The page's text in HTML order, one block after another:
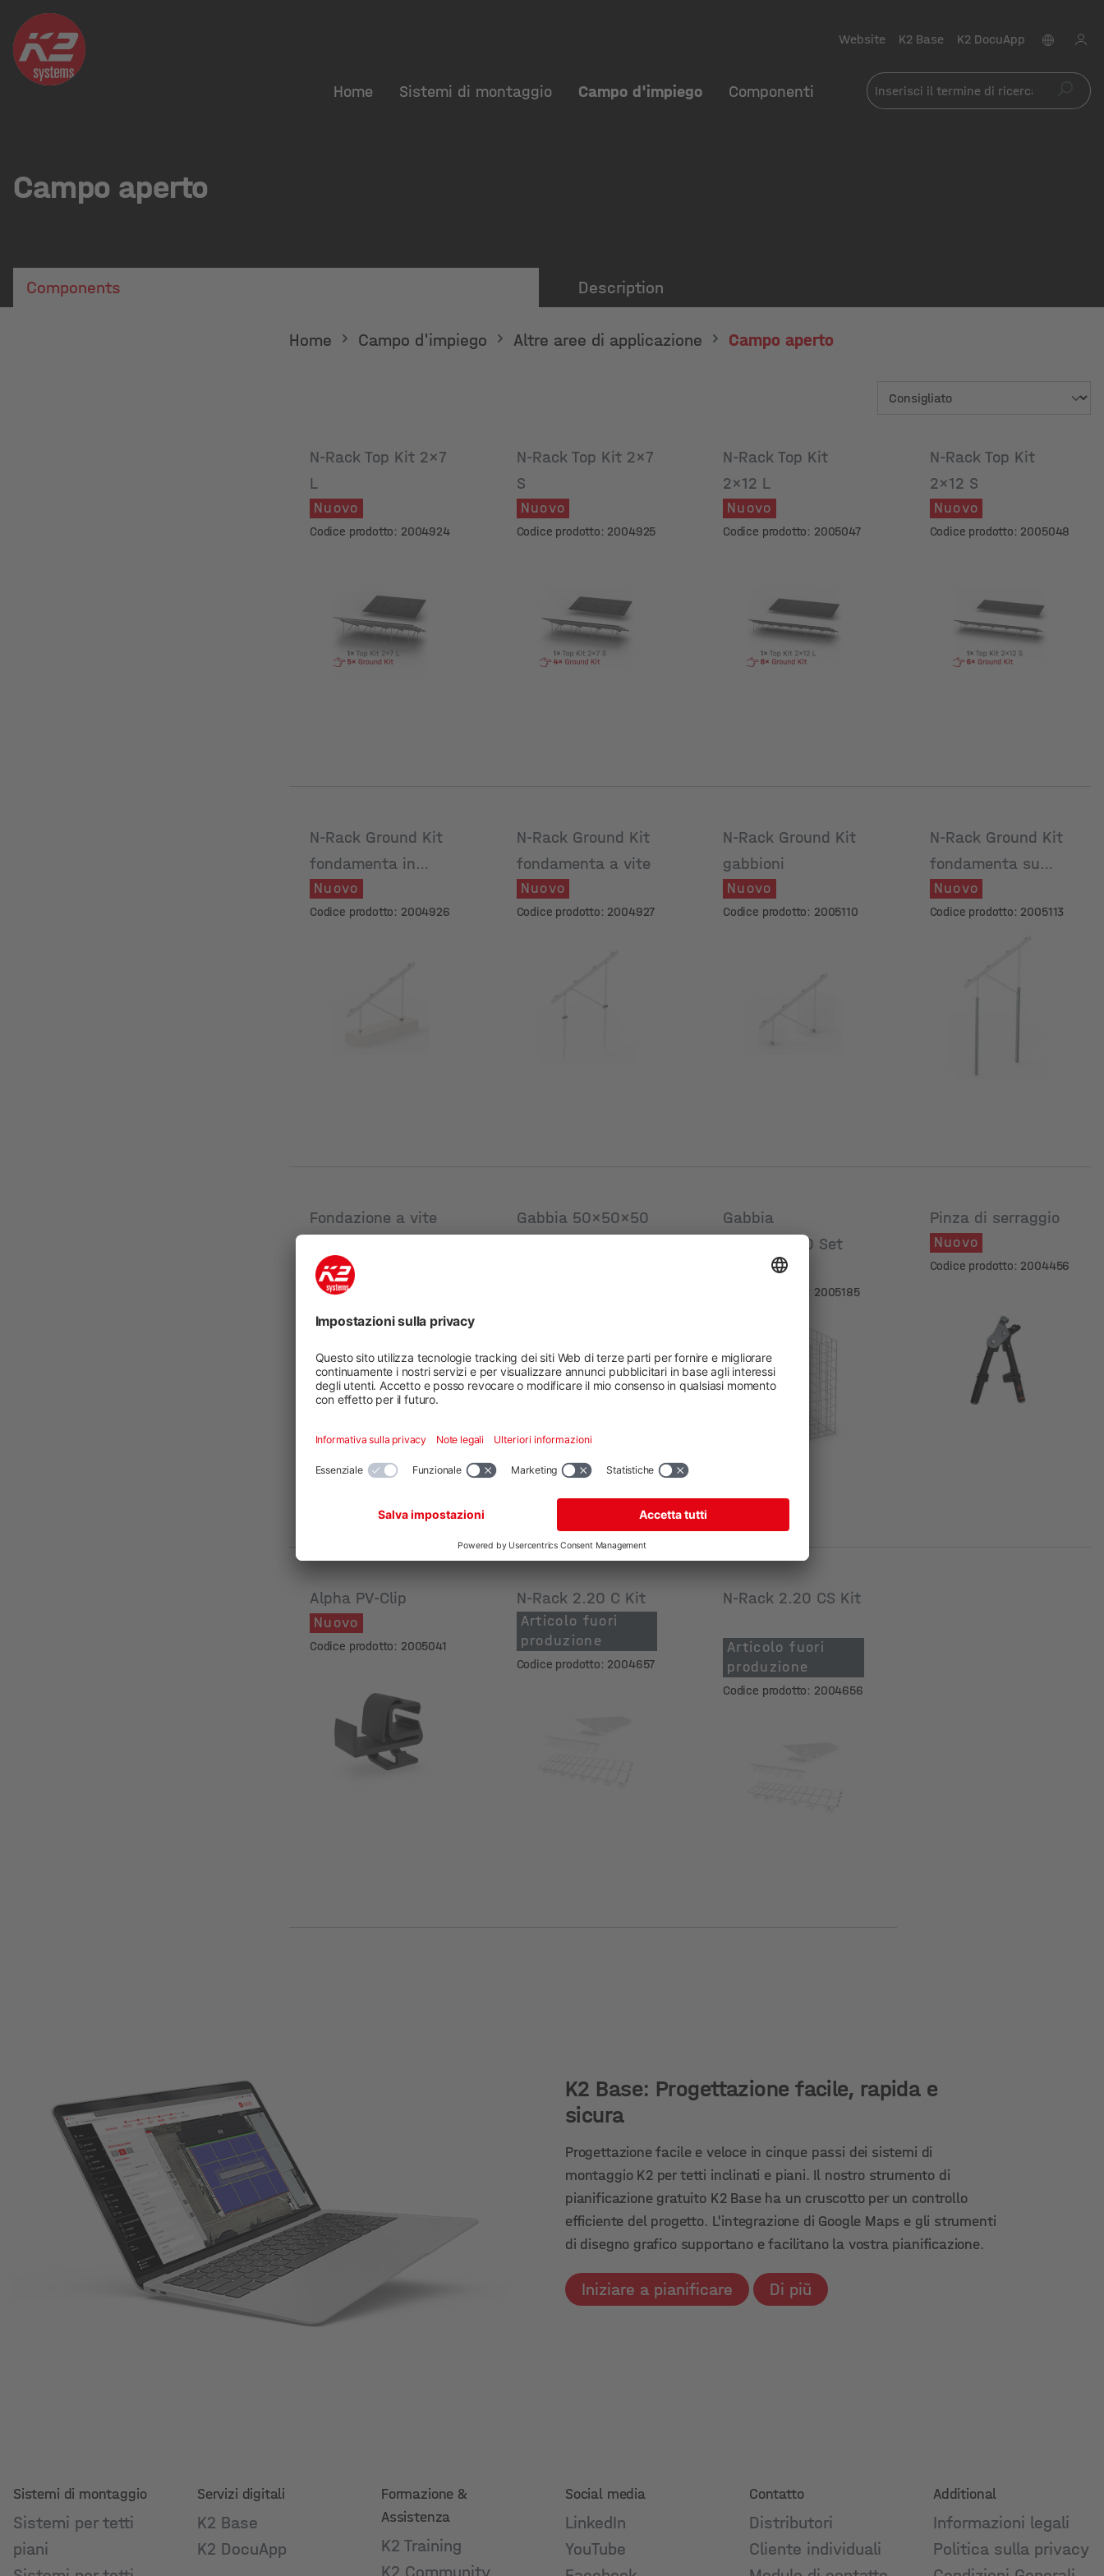
Website K2 Base K2 DocuApp
Home Sistemi di montaggio Campo d'impiego Componenti
Campo aperto
Components Description
Home Campo d'impiego Altre aree di applicazione Campo aperto
N-Rack Top Kit 2x7
L
Nuovo
Codice prodotto: 2004924
N-Rack Top Kit 2x7
S
Nuovo
Codice prodotto: 2004925
N-Rack Top Kit
2x12 L
Nuovo
Codice prodotto: 2005047
N-Rack Top Kit
2x12 S
Nuovo
Codice prodotto: 2005048
N-Rack Ground Kit
fondamenta in
calcestruzzo
Nuovo
Codice prodotto: 2004926
N-Rack Ground Kit
fondamenta a vite
Nuovo
Codice prodotto: 2004927
N-Rack Ground Kit
gabbioni
Nuovo
Codice prodotto: 2005110
N-Rack Ground Kit
fondamenta su
pali
Nuovo
Codice prodotto: 2005113
Fondazione a vite
Nuovo
Codice prodotto: 2005095
Gabbia 50x50x50
Gabbia
100x50x100 Set
Nuovo
Codice prodotto: 2005185
Pinza di serraggio
Nuovo
Codice prodotto: 2004456
Alpha PV-Clip
Nuovo
Codice prodotto: 2005041
N-Rack 2.20 C Kit
Articolo fuori
produzione
Codice prodotto: 2004657
N-Rack 2.20 CS Kit
Articolo fuori
produzione
Codice prodotto: 2004656
K2 Base: Progettazione facile, rapida e
sicura
Progettazione facile e veloce in cinque passi dei sistemi di
montaggio K2 per tetti inclinati e piani. Il nostro strumento di
pianificazione gratuito K2 Base ha un cruscotto per un controllo
efficiente del progetto. L'integrazione di Google Maps e gli strumenti
di disegno grafico supportano e facilitano la vostra pianificazione.
Iniziare a pianificare Di più
Sistemi di montaggio
Sistemi per tetti
piani
Servizi digitali
K2 Base
K2 DocuApp
Formazione &
Assistenza
K2 Training
K2 Community
Social media
LinkedIn
YouTube
Contatto
Distributori
Cliente individuali
Additional
Informazioni legali
Politica sulla privacy